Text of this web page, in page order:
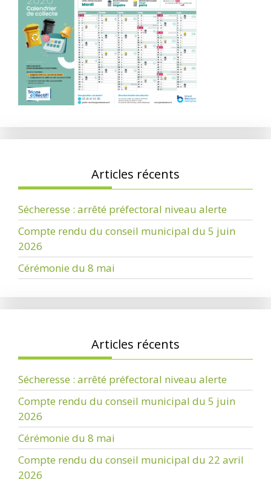
Articles récents
Sécheresse : arrêté préfectoral niveau alerte
Compte rendu du conseil municipal du 5 juin
2026
Cérémonie du 8 mai
Articles récents
Sécheresse : arrêté préfectoral niveau alerte
Compte rendu du conseil municipal du 5 juin
2026
Cérémonie du 8 mai
Compte rendu du conseil municipal du 22 avril
2026